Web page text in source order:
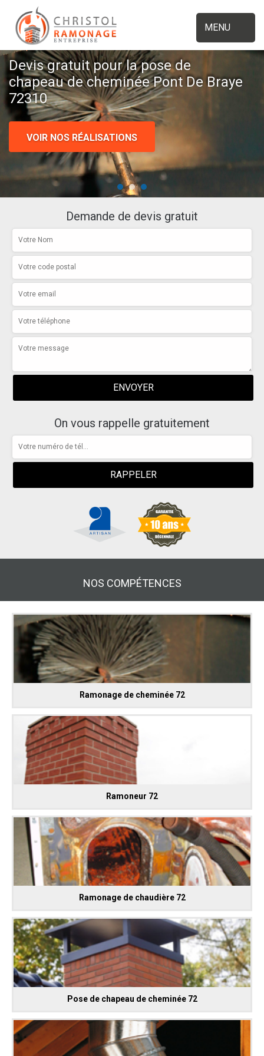
MENU
Devis gratuit pour la pose de
chapeau de cheminée Pont De Braye
72310
VOIR NOS RÉALISATIONS
Demande de devis gratuit
On vous rappelle gratuitement
NOS COMPÉTENCES
Ramonage de cheminée 72
Ramoneur 72
Ramonage de chaudière 72
Pose de chapeau de cheminée 72